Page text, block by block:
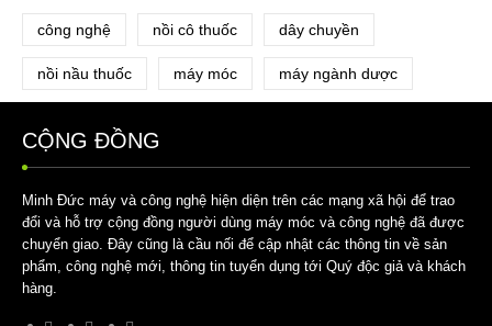
công nghệ nồi cô thuốc dây chuyền
nồi nầu thuốc máy móc máy ngành dược
CỘNG ĐỒNG
Minh Đức máy và công nghệ hiện diện trên các mạng xã hội để trao
đổi và hỗ trợ cộng đồng người dùng máy móc và công nghệ đã được
chuyển giao. Đây cũng là cầu nối để cập nhật các thông tin về sản
phẩm, công nghệ mới, thông tin tuyển dụng tới Quý độc giả và khách
hàng.